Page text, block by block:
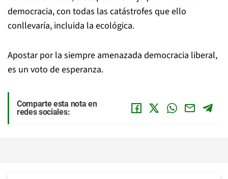
democracia, con todas las catástrofes que ello
conllevaría, incluida la ecológica.
Apostar por la siempre amenazada democracia liberal,
es un voto de esperanza.
Comparte esta nota en
redes sociales: